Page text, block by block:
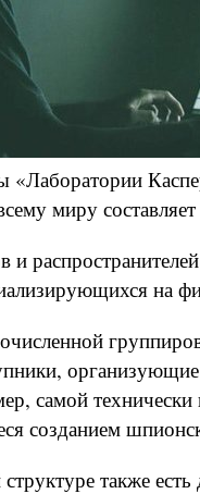
«Лаборатории
миру
и
на
самой
созданием
структуре также